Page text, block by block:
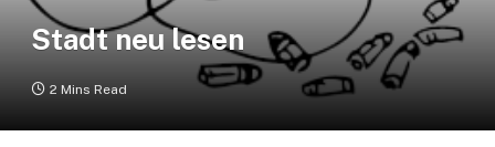
Stadt neu lesen
2 Mins Read